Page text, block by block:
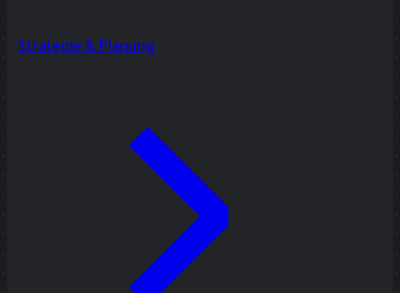
Strategie & Planung